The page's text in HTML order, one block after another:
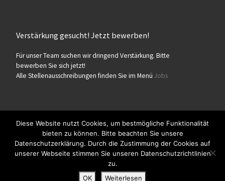
Verstärkung gesucht! Jetzt bewerben!
Für unser Team suchen wir dringend Verstärkung. Bitte
bewerben Sie sich jetzt!
Alle Stellenausschreibungen finden Sie im Menü Jobs
© 2026Konditorei Süßes Leben– Alle Rechte vorbehalten
Präsentiert von WP – Entworfen mit demCustomizr-Theme
Diese Website nutzt Cookies, um bestmögliche Funktionalität
bieten zu können. Bitte beachten Sie unsere
Datenschutzerklärung. Durch die Zustimmung der Cookies auf
unserer Webseite stimmen Sie unseren Datenschutzrichtlinien
zu.
OK
Weiterlesen